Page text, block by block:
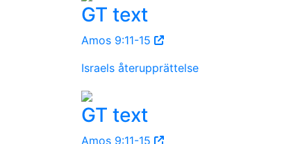
GT text
Amos 9:11-15
Israels återupprättelse
GT text
Amos 9:11-15